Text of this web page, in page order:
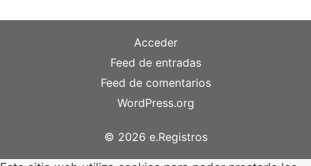
Acceder
Feed de entradas
Feed de comentarios
WordPress.org
© 2026 e.Registros